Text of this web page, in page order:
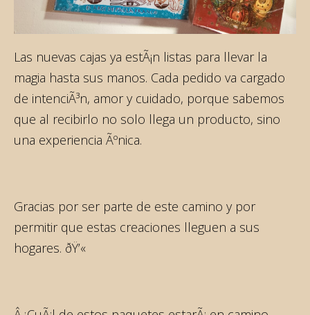
Las nuevas cajas ya estÃ¡n listas para llevar la
magia hasta sus manos. Cada pedido va cargado
de intenciÃ³n, amor y cuidado, porque sabemos
que al recibirlo no solo llega un producto, sino
una experiencia Ãºnica.
Gracias por ser parte de este camino y por
permitir que estas creaciones lleguen a sus
hogares. ðŸ’«